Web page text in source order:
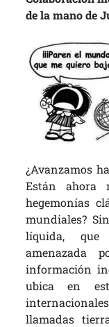
de la mano de
¿Avanzamos
Están ahora
hegemonías
mundiales?
líquida, que
amenazada
información
ubica en
llamadas